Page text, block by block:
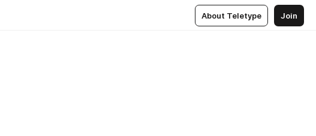
About Teletype Join